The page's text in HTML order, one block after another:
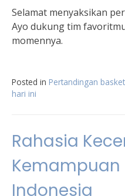
Selamat menyaksikan
Ayo dukung tim
momennya.
Posted in Pertandingan basket
hari ini
Rahasia
Kemampuan
Indonesia